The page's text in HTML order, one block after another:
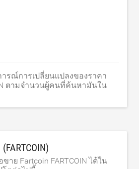
รณ์การเปลี่ยนแปลงของราคา
ตามจำนวนผู้คนที่ค้นหามันใน
ย Fartcoin FARTCOIN ได้ใน